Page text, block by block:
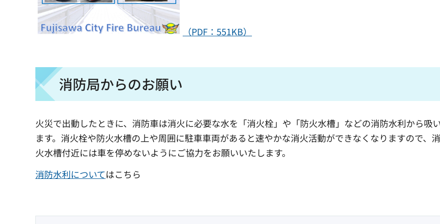
（PDF：551KB）
消防局からのお願い
火災で出動したときに、消防車は消火に必要な水を「消火栓」や「防火水槽」などの消防水利から吸
ます。消火栓や防火水槽の上や周囲に駐車車両があると速やかな消火活動ができなくなりますので、
火水槽付近には車を停めないようにご協力をお願いいたします。
消防水利についてはこちら